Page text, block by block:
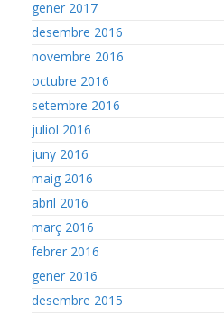
gener 2017
desembre 2016
novembre 2016
octubre 2016
setembre 2016
juliol 2016
juny 2016
maig 2016
abril 2016
març 2016
febrer 2016
gener 2016
desembre 2015